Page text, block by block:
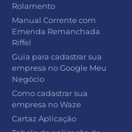
Rolamento
Manual Corrente com
Emenda Remanchada
Riffel
Guia para cadastrar sua
empresa no Google Meu
Negócio
Como cadastrar sua
empresa no Waze
Cartaz Aplicação